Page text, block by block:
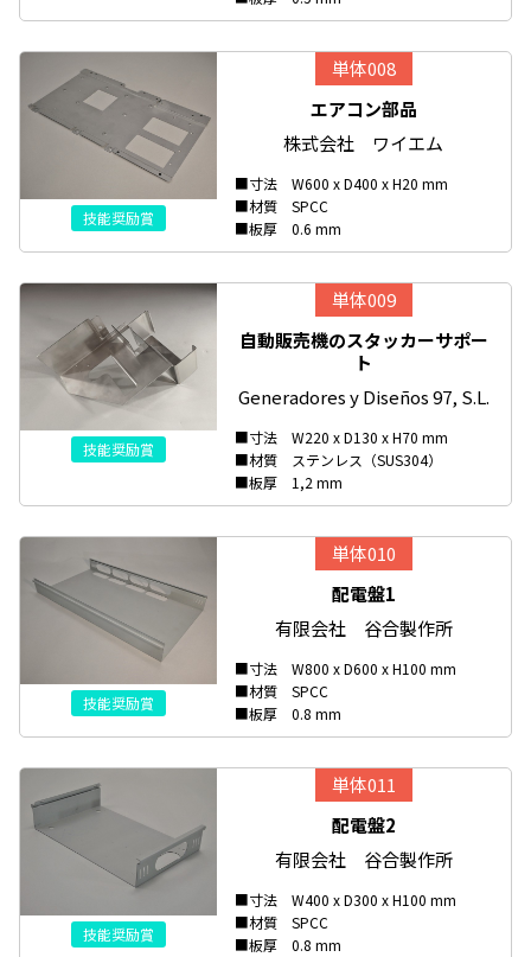
技能奨励賞
単体008
エアコン部品
株式会社 ワイエム
■寸法 W600 x D400 x H20 mm
■材質 SPCC
■板厚 0.6 mm
技能奨励賞
単体009
自動販売機のスタッカーサポー
ト
Generadores y Diseños 97, S.L.
■寸法 W220 x D130 x H70 mm
■材質 ステンレス（SUS304）
■板厚 1,2 mm
技能奨励賞
単体010
配電盤1
有限会社 谷合製作所
■寸法 W800 x D600 x H100 mm
■材質 SPCC
■板厚 0.8 mm
技能奨励賞
単体011
配電盤2
有限会社 谷合製作所
■寸法 W400 x D300 x H100 mm
■材質 SPCC
■板厚 0.8 mm